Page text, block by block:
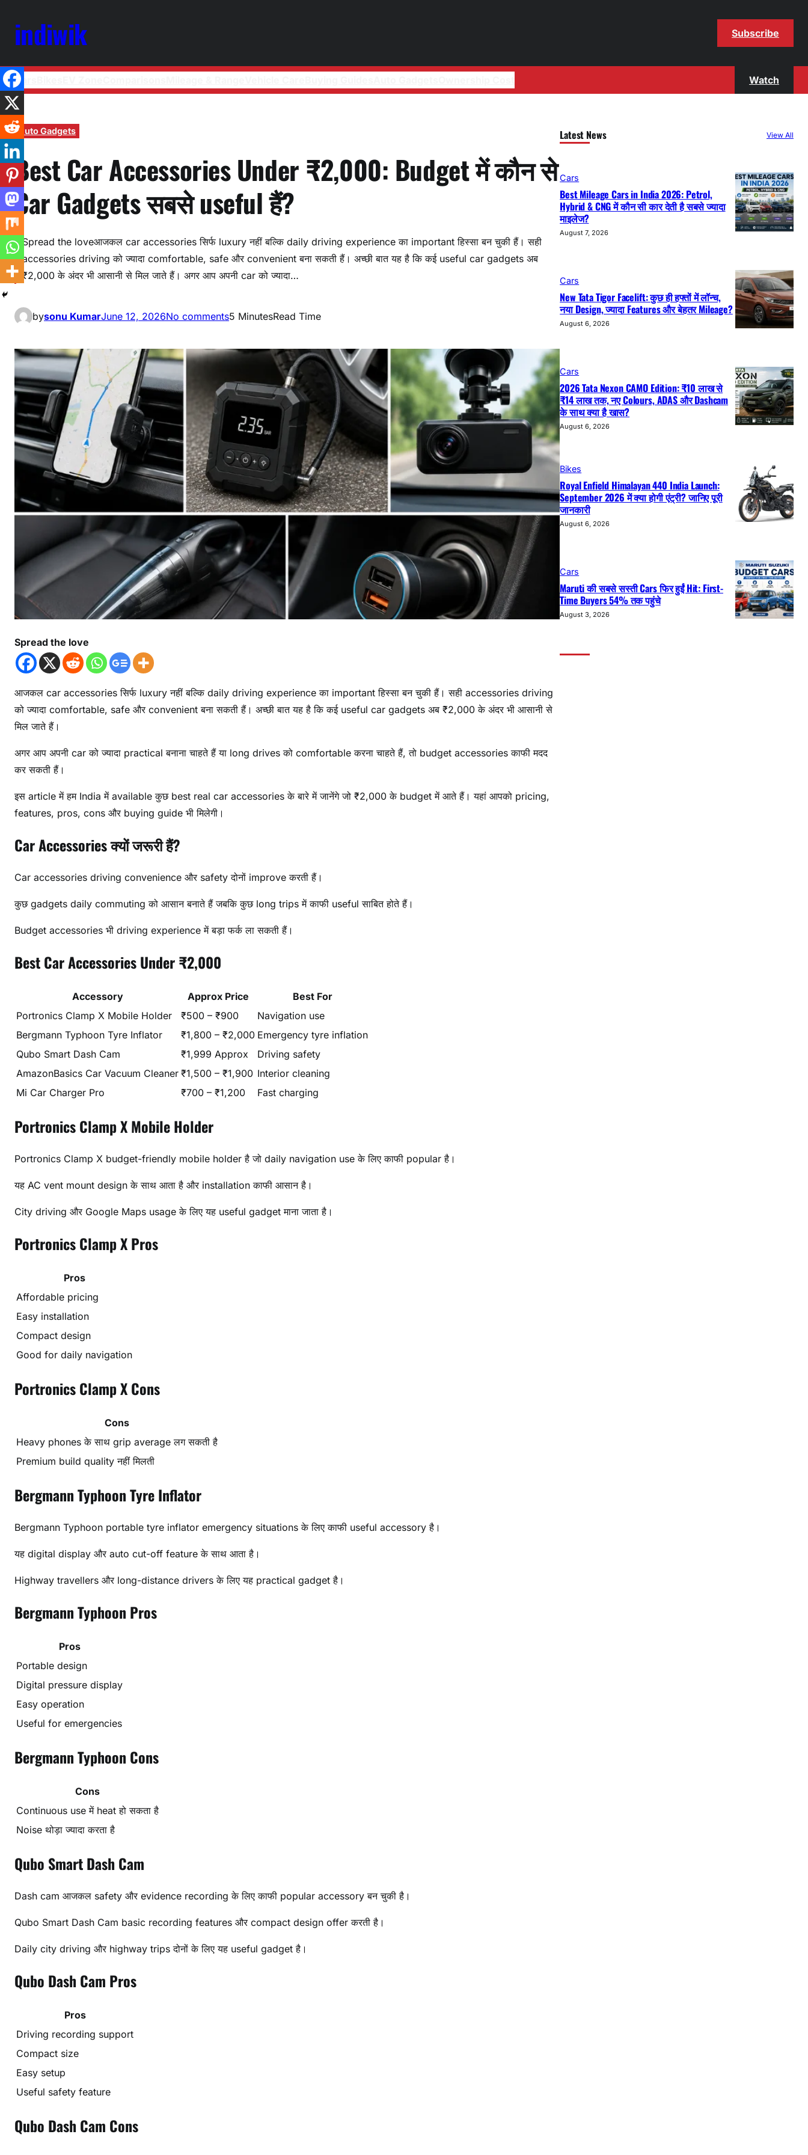
indiwik Subscribe
Cars Watch
Auto Gadgets
Best Car Accessories Under ₹2,000: Budget में कौन से
Car Gadgets सबसे useful हैं?
Spread the loveआजकल car accessories सिर्फ luxury नहीं बल्कि daily driving experience का important हिस्सा बन चुकी हैं। सही
accessories driving को ज्यादा comfortable, safe और convenient बना सकती हैं। अच्छी बात यह है कि कई useful car gadgets अब
₹2,000 के अंदर भी आसानी से मिल जाते हैं। अगर आप अपनी car को ज्यादा…
bysonu KumarJune 12, 2026No comments5 MinutesRead Time
Spread the love
आजकल car accessories सिर्फ luxury नहीं बल्कि daily driving experience का important हिस्सा बन चुकी हैं। सही accessories driving
को ज्यादा comfortable, safe और convenient बना सकती हैं। अच्छी बात यह है कि कई useful car gadgets अब ₹2,000 के अंदर भी आसानी से
मिल जाते हैं।
अगर आप अपनी car को ज्यादा practical बनाना चाहते हैं या long drives को comfortable करना चाहते हैं, तो budget accessories काफी मदद
कर सकती हैं।
इस article में हम India में available कुछ best real car accessories के बारे में जानेंगे जो ₹2,000 के budget में आते हैं। यहां आपको pricing,
features, pros, cons और buying guide भी मिलेगी।
Car Accessories क्यों जरूरी हैं?
Car accessories driving convenience और safety दोनों improve करती हैं।
कुछ gadgets daily commuting को आसान बनाते हैं जबकि कुछ long trips में काफी useful साबित होते हैं।
Budget accessories भी driving experience में बड़ा फर्क ला सकती हैं।
Best Car Accessories Under ₹2,000
Accessory Approx Price
Best For
Portronics Clamp X Mobile Holder
₹500 – ₹900
Navigation use
Bergmann Typhoon Tyre Inflator
₹1,800 – ₹2,000 Emergency tyre inflation
Qubo Smart Dash Cam
₹1,999 Approx
Driving safety
AmazonBasics Car Vacuum Cleaner ₹1,500 – ₹1,900 Interior cleaning
Mi Car Charger Pro
₹700 – ₹1,200 Fast charging
Portronics Clamp X Mobile Holder
Portronics Clamp X budget-friendly mobile holder है जो daily navigation use के लिए काफी popular है।
यह AC vent mount design के साथ आता है और installation काफी आसान है।
City driving और Google Maps usage के लिए यह useful gadget माना जाता है।
Portronics Clamp X Pros
Pros
Affordable pricing
Easy installation
Compact design
Good for daily navigation
Portronics Clamp X Cons
Cons
Heavy phones के साथ grip average लग सकती है
Premium build quality नहीं मिलती
Bergmann Typhoon Tyre Inflator
Bergmann Typhoon portable tyre inflator emergency situations के लिए काफी useful accessory है।
यह digital display और auto cut-off feature के साथ आता है।
Highway travellers और long-distance drivers के लिए यह practical gadget है।
Bergmann Typhoon Pros
Pros
Portable design
Digital pressure display
Easy operation
Useful for emergencies
Bergmann Typhoon Cons
Cons
Continuous use में heat हो सकता है
Noise थोड़ा ज्यादा करता है
Qubo Smart Dash Cam
Dash cam आजकल safety और evidence recording के लिए काफी popular accessory बन चुकी है।
Qubo Smart Dash Cam basic recording features और compact design offer करती है।
Daily city driving और highway trips दोनों के लिए यह useful gadget है।
Qubo Dash Cam Pros
Pros
Driving recording support
Compact size
Easy setup
Useful safety feature
Qubo Dash Cam Cons
Latest News View All
Cars
Best Mileage Cars in India 2026: Petrol,
Hybrid & CNG में कौन सी कार देती है सबसे ज्यादा
माइलेज?
August 7, 2026
Cars
New Tata Tigor Facelift: कुछ ही हफ्तों में लॉन्च,
नया Design, ज्यादा Features और बेहतर Mileage?
August 6, 2026
Cars
2026 Tata Nexon CAMO Edition: ₹10 लाख से
₹14 लाख तक, नए Colours, ADAS और Dashcam
के साथ क्या है खास?
August 6, 2026
Bikes
Royal Enfield Himalayan 440 India Launch:
September 2026 में क्या होगी एंट्री? जानिए पूरी
जानकारी
August 6, 2026
Cars
Maruti की सबसे सस्ती Cars फिर हुईं Hit: First-
Time Buyers 54% तक पहुंचे
August 3, 2026